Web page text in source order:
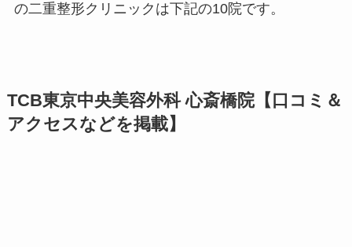
の二重整形クリニックは下記の10院です。
TCB東京中央美容外科 心斎橋院【口コミ＆
アクセスなどを掲載】